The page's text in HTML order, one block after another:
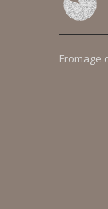
Fromage